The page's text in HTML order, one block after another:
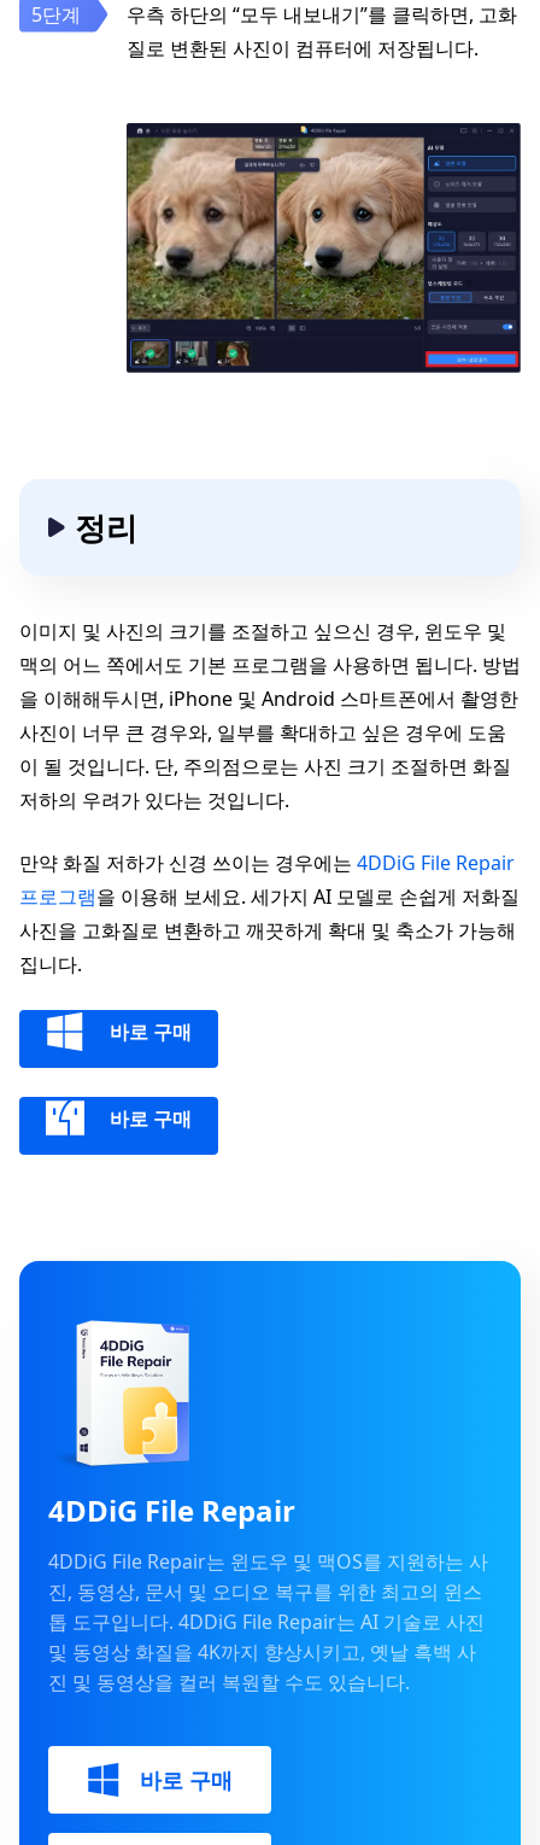
우측 하단의 “모두 내보내기”를 클릭하면, 고화
질로 변환된 사진이 컴퓨터에 저장됩니다.
정리
이미지 및 사진의 크기를 조절하고 싶으신 경우, 윈도우 및
맥의 어느 쪽에서도 기본 프로그램을 사용하면 됩니다. 방법
을 이해해두시면, iPhone 및 Android 스마트폰에서 촬영한
사진이 너무 큰 경우와, 일부를 확대하고 싶은 경우에 도움
이 될 것입니다. 단, 주의점으로는 사진 크기 조절하면 화질
저하의 우려가 있다는 것입니다.
만약 화질 저하가 신경 쓰이는 경우에는 4DDiG File Repair
프로그램을 이용해 보세요. 세가지 AI 모델로 손쉽게 저화질
사진을 고화질로 변환하고 깨끗하게 확대 및 축소가 가능해
집니다.
바로 구매
바로 구매
4DDiG File Repair
4DDiG File Repair는 윈도우 및 맥OS를 지원하는 사
진, 동영상, 문서 및 오디오 복구를 위한 최고의 윈스
톱 도구입니다. 4DDiG File Repair는 AI 기술로 사진
및 동영상 화질을 4K까지 향상시키고, 옛날 흑백 사
진 및 동영상을 컬러 복원할 수도 있습니다.
바로 구매